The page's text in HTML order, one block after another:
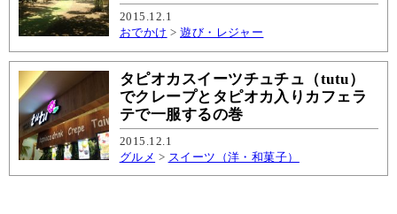
2015.12.1
おでかけ >遊び・レジャー
タピオカスイーツチュチュ（tutu）
でクレープとタピオカ入りカフェラ
テで一服するの巻
2015.12.1
グルメ > スイーツ（洋・和菓子）